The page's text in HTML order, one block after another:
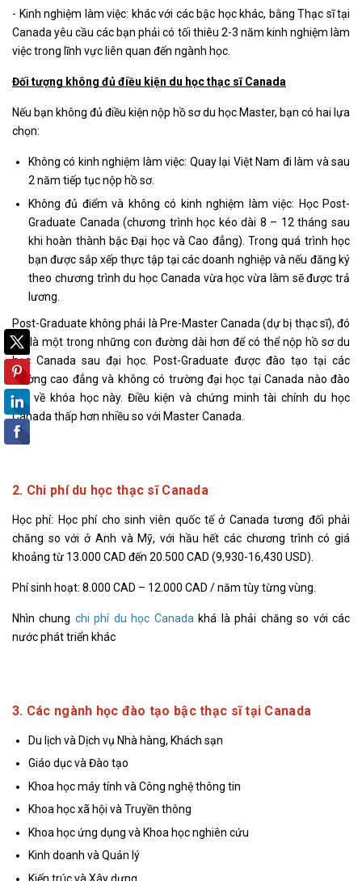
- Kinh nghiệm làm việc: khác với các bậc học khác, bằng Thạc sĩ tại
Canada yêu cầu các bạn phải có tối thiêu 2-3 năm kinh nghiệm làm
việc trong lĩnh vực liên quan đến ngành học.
Đối tượng không đủ điều kiện du học thạc sĩ Canada
Nếu bạn không đủ điều kiện nộp hồ sơ du học Master, bạn có hai lựa
chọn:
Không có kinh nghiệm làm việc: Quay lại Việt Nam đi làm và sau
2 năm tiếp tục nộp hồ sơ.
Không đủ điểm và không có kinh nghiệm làm việc: Học Post-
Graduate Canada (chương trình học kéo dài 8 – 12 tháng sau
khi hoàn thành bậc Đại học và Cao đẳng). Trong quá trình học
bạn được sắp xếp thực tập tại các doanh nghiệp và nếu đăng ký
theo chương trình du học Canada vừa học vừa làm sẽ được trả
lương.
Post-Graduate không phải là Pre-Master Canada (dự bị thạc sĩ), đó
chỉ là một trong những con đường dài hơn để có thể nộp hồ sơ du
học Canada sau đại học. Post-Graduate được đào tạo tại các
trường cao đẳng và không có trường đại học tại Canada nào đào
tạo về khóa học này. Điều kiện và chứng minh tài chính du học
Canada thấp hơn nhiều so với Master Canada.
2. Chi phí du học thạc sĩ Canada
Học phí: Học phí cho sinh viên quốc tế ở Canada tương đối phải
chăng so với ở Anh và Mỹ, với hầu hết các chương trình có giá
khoảng từ 13.000 CAD đến 20.500 CAD (9,930-16,430 USD).
Phí sinh hoạt: 8.000 CAD – 12.000 CAD / năm tùy từng vùng.
Nhìn chung chi phí du học Canada khá là phải chăng so với các
nước phát triển khác
3. Các ngành học đào tạo bậc thạc sĩ tại Canada
Du lịch và Dịch vụ Nhà hàng, Khách sạn
Giáo dục và Đào tạo
Khoa học máy tính và Công nghệ thông tin
Khoa học xã hội và Truyền thông
Khoa học ứng dụng và Khoa học nghiên cứu
Kinh doanh và Quản lý